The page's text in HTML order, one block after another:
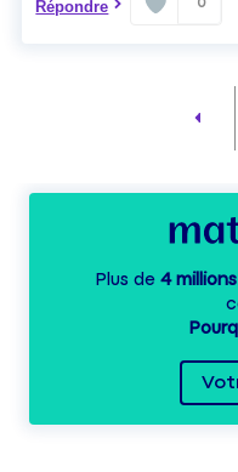
Répondre 0
Plus de 4